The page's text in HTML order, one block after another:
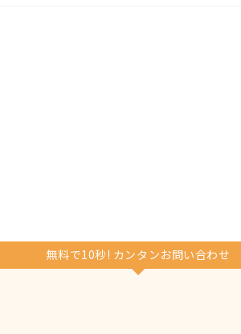
無料で10秒! カンタンお問い合わせ